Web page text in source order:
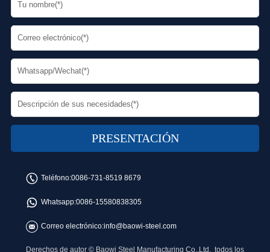
Teléfono:0086-731-8519 8679
Whatsapp:0086-15580838305
Correo electrónico:info@baowi-steel.com
Derechos de autor © Baowi Steel Manufacturing Co.,Ltd. todos los